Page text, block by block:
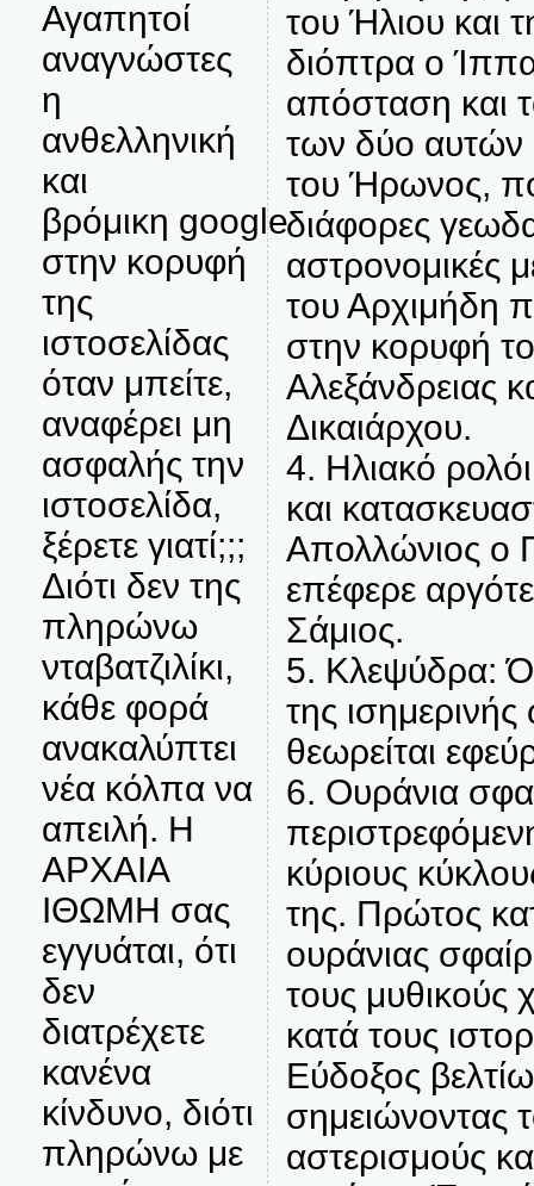
Αγαπητοί
αναγνώστες
η
ανθελληνική
και
βρόμικη google
στην κορυφή
της
ιστοσελίδας
όταν μπείτε,
αναφέρει μη
ασφαλής την
ιστοσελίδα,
ξέρετε γιατί;;;
Διότι δεν της
πληρώνω
νταβατζιλίκι,
κάθε φορά
ανακαλύπτει
νέα κόλπα να
απειλή. Η
ΑΡΧΑΙΑ
ΙΘΩΜΗ σας
εγγυάται, ότι
δεν
διατρέχετε
κανένα
κίνδυνο, διότι
πληρώνω με
του Ήλιου και
διόπτρα ο
απόσταση και
των δύο αυτών
του Ήρωνος,
διάφορες
αστρονομικές
του Αρχιμήδη
στην κορυφή
Αλεξάνδρειας
Δικαιάρχου.
4. Ηλιακό
και
Απολλώνιος ο
επέφερε
Σάμιος.
5. Κλεψύδρα:
της
θεωρείται
6. Ουράνια
κύριους
της. Πρώτος
ουράνιας
τους μυθικούς
κατά τους
Εύδοξος
σημειώνοντας
αστερισμούς